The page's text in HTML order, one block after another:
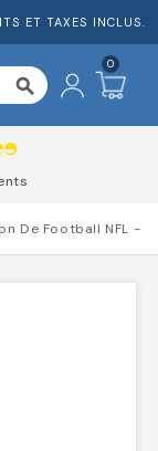
ET TAXES INCLUS.
search
0
De Football NFL -